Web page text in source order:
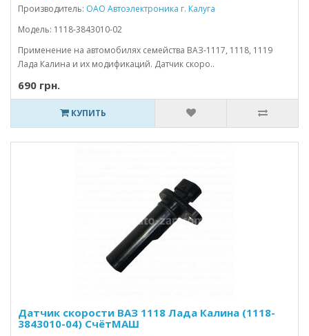
Производитель: ОАО Автоэлектроника г. Калуга
Модель: 1118-3843010-02
Применение на автомобилях семейства ВАЗ-1117, 1118, 1119
Лада Калина и их модификаций. Датчик скоро..
690 грн.
КУПИТЬ
Датчик скорости ВАЗ 1118 Лада Калина (1118-
3843010-04) СчётМАШ